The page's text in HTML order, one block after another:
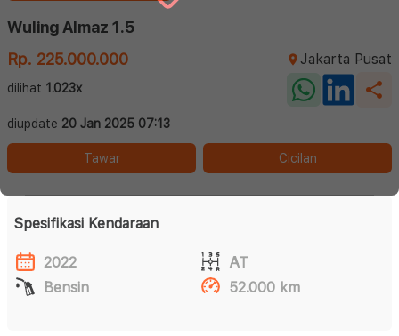
Wuling Almaz 1.5
Rp. 225.000.000
Jakarta Pusat
dilihat 1.023x
diupdate 20 Jan 2025 07:13
Tawar Cicilan
Spesifikasi Kendaraan
2022
AT
Bensin
52.000 km